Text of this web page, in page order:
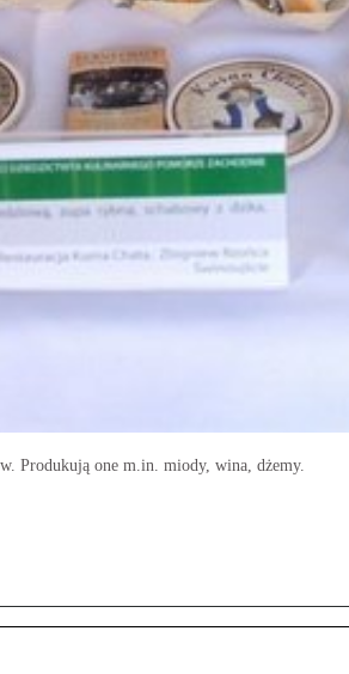
Produkują one m.in. miody, wina, dżemy.